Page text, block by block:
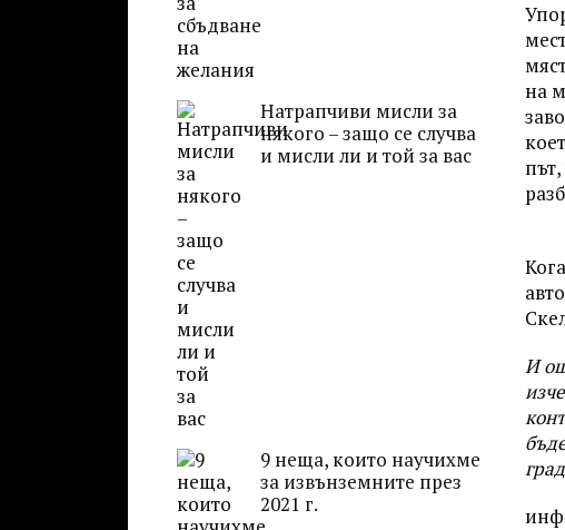
на
И
Натрапчиви мисли за
някого – защо се случва
и мисли ли и той за вас
9 неща, които научихме
за извънземните през
2021 г.